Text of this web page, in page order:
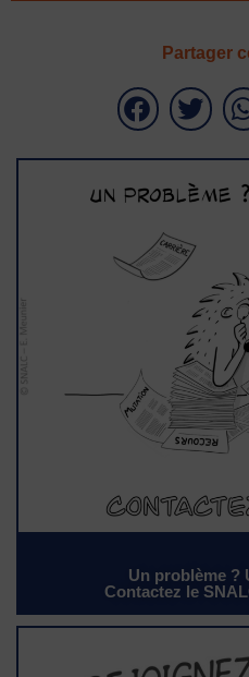
Partager
Un problème ?
Contactez le